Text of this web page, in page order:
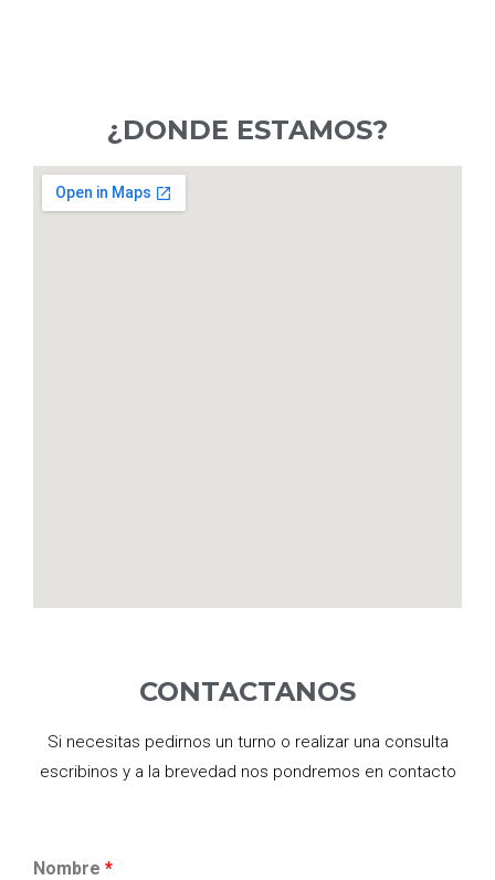
¿DONDE ESTAMOS?
CONTACTANOS
Si necesitas pedirnos un turno o realizar una consulta
escribinos y a la brevedad nos pondremos en contacto
Nombre *